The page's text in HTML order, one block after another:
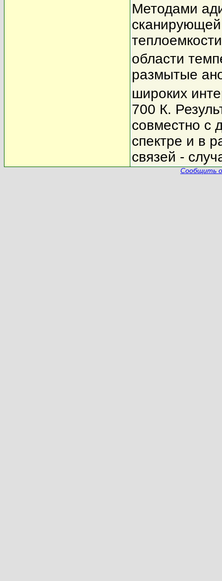
Методами
области
размытые
широких
700 К.
совместно с
спектре и в
связей -
Сообщить о